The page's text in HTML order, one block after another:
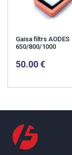
Gaisa filtrs AODES
650/800/1000
50.00